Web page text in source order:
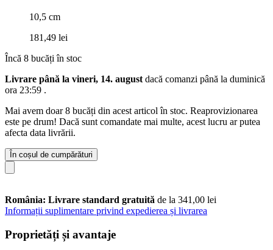
10,5 cm
181,49 lei
Încă 8 bucăți în stoc
Livrare până la vineri, 14. august dacă comanzi până la duminică
ora 23:59 .
Mai avem doar 8 bucăți din acest articol în stoc. Reaprovizionarea
este pe drum! Dacă sunt comandate mai multe, acest lucru ar putea
afecta data livrării.
În coșul de cumpărături
România: Livrare standard gratuită de la 341,00 lei
Informații suplimentare privind expedierea și livrarea
Proprietăți și avantaje